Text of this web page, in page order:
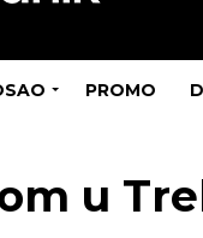
PROMO
u